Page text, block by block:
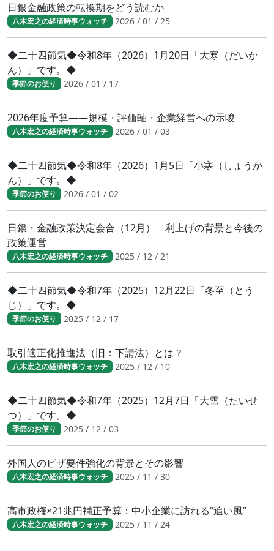
日銀金融政策の転換期をどう読むか
八木宏之の経済時事ウォッチ 2026 / 01 / 25
◆二十四節気◆令和8年（2026）1月20日「大寒（だいか
ん）」です。◆
季節のお便り 2026 / 01 / 17
2026年度予算――規模・評価軸・企業経営への示唆
八木宏之の経済時事ウォッチ 2026 / 01 / 03
◆二十四節気◆令和8年（2026）1月5日「小寒（しょうか
ん）」です。◆
季節のお便り 2026 / 01 / 02
日銀・金融政策決定会合（12月） 利上げの背景と今後の
政策運営
八木宏之の経済時事ウォッチ 2025 / 12 / 21
◆二十四節気◆令和7年（2025）12月22日「冬至（とう
じ）」です。◆
季節のお便り 2025 / 12 / 17
取引適正化推進法（旧：下請法）とは？
八木宏之の経済時事ウォッチ 2025 / 12 / 10
◆二十四節気◆令和7年（2025）12月7日「大雪（たいせ
つ）」です。◆
季節のお便り 2025 / 12 / 03
外国人のビザ要件強化の背景とその影響
八木宏之の経済時事ウォッチ 2025 / 11 / 30
高市政権×21兆円補正予算：中小企業に訪れる“追い風”
八木宏之の経済時事ウォッチ 2025 / 11 / 24